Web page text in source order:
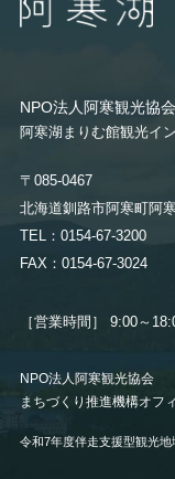
NPO法人阿寒観光協
阿寒湖まりむ館観光イ
〒085-0467
北海道釧路市阿寒町阿
TEL：0154-67-3200
FAX：0154-67-3024
［営業時間］ 9:00～
NPO法人阿寒観光協会
まちづくり推進機構オフ
令和7年度伴走支援型観光地